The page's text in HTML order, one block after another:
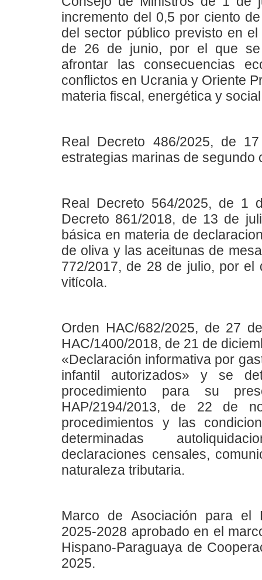
incremento del 0,5 por ciento
del sector público previsto en
de 26 de junio, por el que se
afrontar las consecuencias
conflictos en Ucrania y Oriente
materia fiscal, energética y
Real Decreto 486/2025, de
estrategias marinas de segundo
Real Decreto 564/2025, de 1
Decreto 861/2018, de 13 de
básica en materia de
de oliva y las aceitunas de
772/2017, de 28 de julio, por
vitícola.
Orden HAC/682/2025, de 27
HAC/1400/2018, de 21 de
«Declaración informativa por
infantil autorizados» y se
procedimiento para su
HAP/2194/2013, de 22 de
procedimientos y las
determinadas
declaraciones censales,
naturaleza tributaria.
Marco de Asociación para el
2025-2028 aprobado en el
Hispano-Paraguaya de
2025.